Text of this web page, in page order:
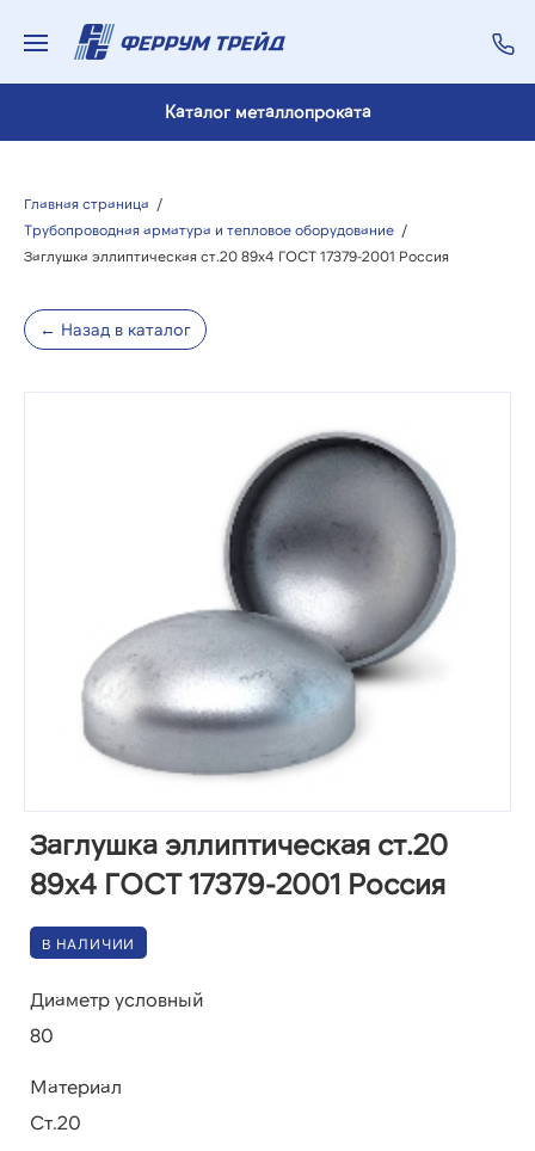
Каталог металлопроката
Главная страница /
Трубопроводная арматура и тепловое оборудование /
Заглушка эллиптическая ст.20 89х4 ГОСТ 17379-2001 Россия
← Назад в каталог
Заглушка эллиптическая ст.20
89х4 ГОСТ 17379-2001 Россия
В НАЛИЧИИ
Диаметр условный
80
Материал
Ст.20